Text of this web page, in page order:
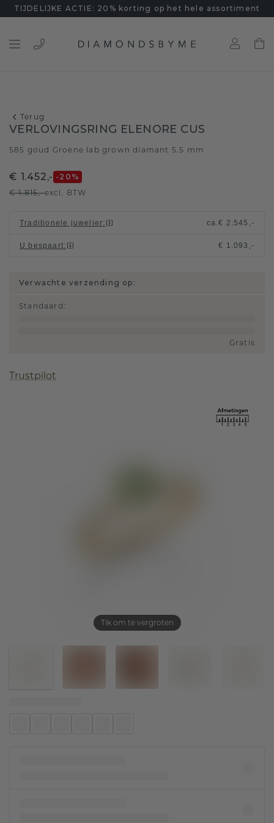
TIJDELIJKE ACTIE: 20% korting op het hele assortiment
Terug
Tik om te vergroten
VERLOVINGSRING ELENORE CUS
585 goud Groene lab grown diamant 5.5 mm
€ 1.452,- -20 %
€ 1.815,-excl. BTW
Traditionele juwelier: ca.€ 2.545,-
U bespaart: € 1.093,-
Verwachte verzending op:
Standaard :
Gratis
Trustpilot